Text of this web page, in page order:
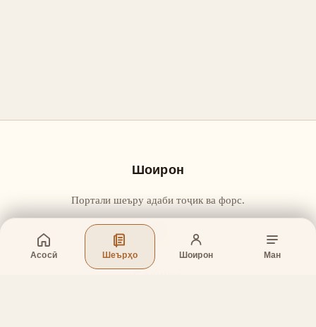
Асосӣ Шеърҳо Шоирон Ман
Шоирон
Портали шеъру адаби тоҷик ва форс.